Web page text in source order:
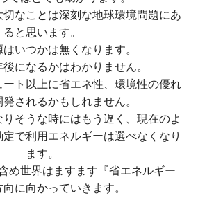
切なことは深刻な地球環境問題にあ
ると思います。
いつかは無くなります。
になるかはわかりません。
ト以上に省エネ性、環境性の優れ
されるかもしれません。
そうな時にはもう遅く、現在のよ
で利用エネルギーは選べなくなり
ます。
め世界はますます『省エネルギー
に向かっていきます。